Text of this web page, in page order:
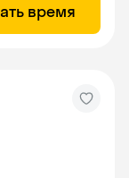
время